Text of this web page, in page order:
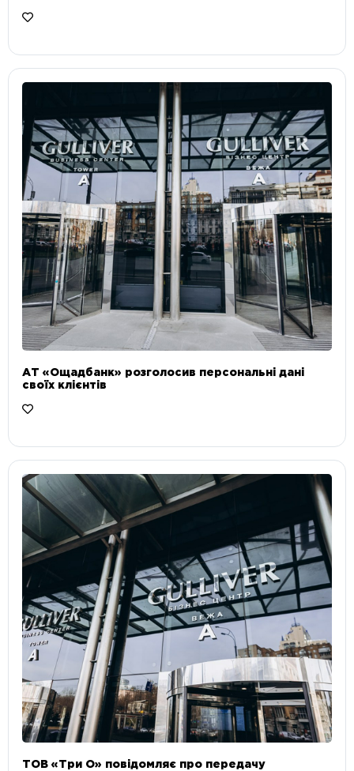
АТ «Ощадбанк» розголосив персональні дані
своїх клієнтів
ТОВ «Три О» повідомляє про передачу